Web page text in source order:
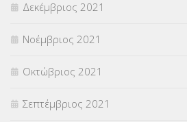
Δεκέμβριος 2021
Νοέμβριος 2021
Οκτώβριος 2021
Σεπτέμβριος 2021